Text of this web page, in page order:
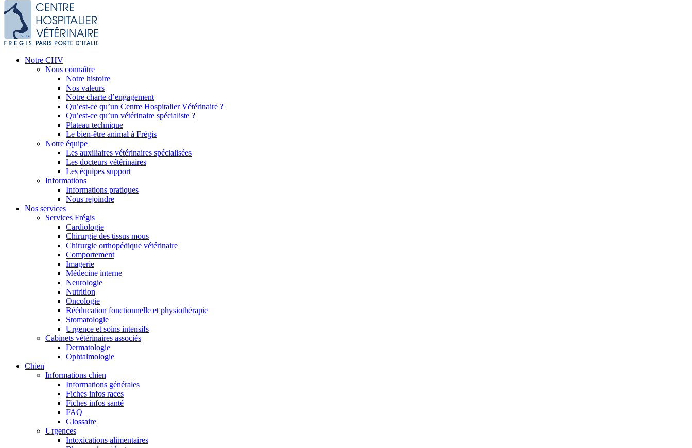
Notre CHV
Nous connaître
Notre histoire
Nos valeurs
Notre charte d’engagement
Qu’est-ce qu’un Centre Hospitalier Vétérinaire ?
Qu’est-ce qu’un vétérinaire spécialiste ?
Plateau technique
Le bien-être animal à Frégis
Notre équipe
Les auxiliaires vétérinaires spécialisées
Les docteurs vétérinaires
Les équipes support
Informations
Informations pratiques
Nous rejoindre
Nos services
Services Frégis
Cardiologie
Chirurgie des tissus mous
Chirurgie orthopédique vétérinaire
Comportement
Imagerie
Médecine interne
Neurologie
Nutrition
Oncologie
Rééducation fonctionnelle et physiothérapie
Stomatologie
Urgence et soins intensifs
Cabinets vétérinaires associés
Dermatologie
Ophtalmologie
Chien
Informations chien
Informations générales
Fiches infos races
Fiches infos santé
FAQ
Glossaire
Urgences
Intoxications alimentaires